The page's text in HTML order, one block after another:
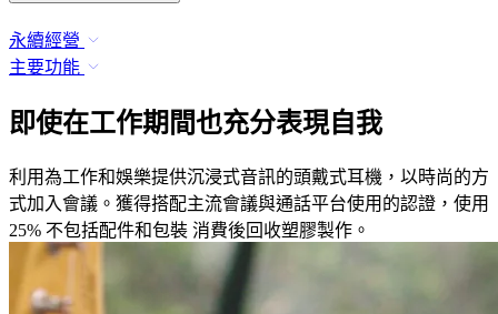
永續經營
主要功能
即使在工作期間也充分表現自我
利用為工作和娛樂提供沉浸式音訊的頭戴式耳機，以時尚的方
式加入會議。獲得搭配主流會議與通話平台使用的認證，使用
25% 不包括配件和包裝 消費後回收塑膠製作。